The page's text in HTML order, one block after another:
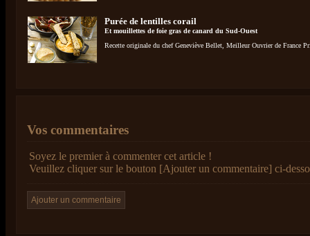
Purée de lentilles corail
Et mouillettes de foie gras de canard du Sud-Ouest
Recette originale du chef Geneviève Bellet, Meilleur Ouvrier de France
Vos commentaires
Soyez le premier à commenter cet article !
Veuillez cliquer sur le bouton [Ajouter un commentaire] ci-